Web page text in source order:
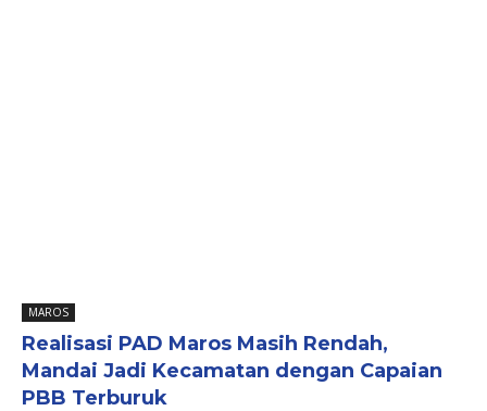
MAROS
Realisasi PAD Maros Masih Rendah,
Mandai Jadi Kecamatan dengan Capaian
PBB Terburuk